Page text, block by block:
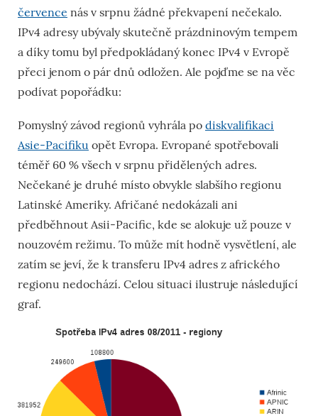
července nás v srpnu žádné překvapení nečekalo.
IPv4 adresy ubývaly skutečně prázdninovým tempem
a díky tomu byl předpokládaný konec IPv4 v Evropě
přeci jenom o pár dnů odložen. Ale pojďme se na věc
podívat popořádku:
Pomyslný závod regionů vyhrála po diskvalifikaci
Asie-Pacifiku opět Evropa. Evropané spotřebovali
téměř 60 % všech v srpnu přidělených adres.
Nečekané je druhé místo obvykle slabšího regionu
Latinské Ameriky. Afričané nedokázali ani
předběhnout Asii-Pacific, kde se alokuje už pouze v
nouzovém režimu. To může mít hodně vysvětlení, ale
zatím se jeví, že k transferu IPv4 adres z afrického
regionu nedochází. Celou situaci ilustruje následující
graf.